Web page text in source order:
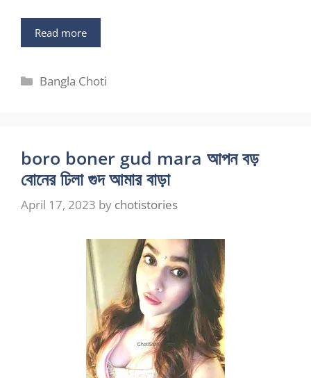
Read more
Categories
Bangla Choti
boro boner gud mara আপন বড়
বোনের ঢিলা গুদ আমার বাড়া
April 17, 2023 by chotistories